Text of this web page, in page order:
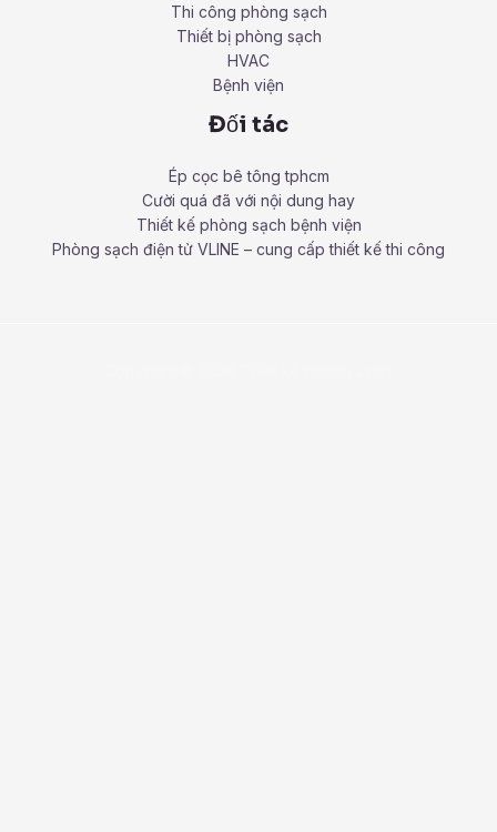
Thi công phòng sạch
Thiết bị phòng sạch
HVAC
Bệnh viện
Đối tác
Ép cọc bê tông tphcm
Cười quá đã với nội dung hay
Thiết kế phòng sạch bệnh viện
Phòng sạch điện tử VLINE – cung cấp thiết kế thi công